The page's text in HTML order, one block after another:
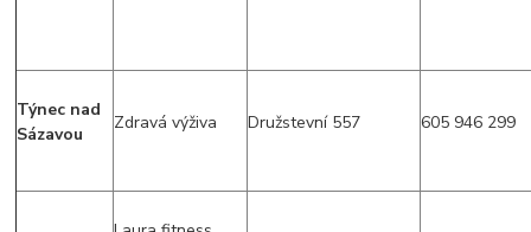
Týnec nad
Sázavou
Zdravá výživa Družstevní 557 605 946 299